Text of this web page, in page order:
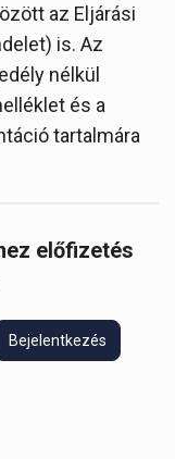
az Eljárási
is. Az
nélkül
és a
tartalmára
előfizetés
Bejelentkezés